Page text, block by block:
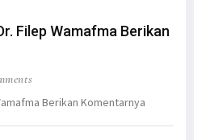
Filep Wamafma Berikan
Berikan Komentarnya